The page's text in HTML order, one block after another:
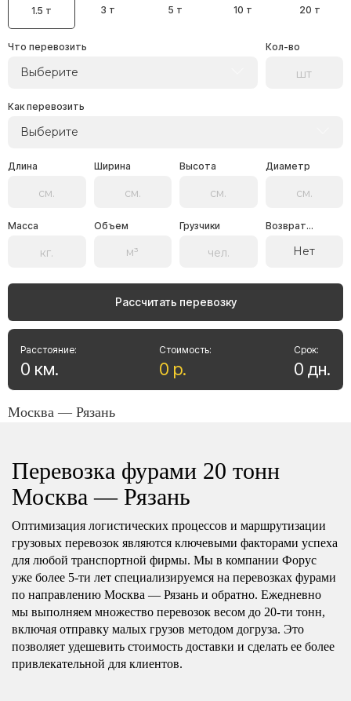
1.5 т 3 т 5 т 10 т 20 т
Что перевозить
Выберите
Кол-во
Как перевозить
Выберите
Длина Ширина Высота Диаметр
Масса Объем Грузчики Возврат...
Нет
Рассчитать перевозку
Стоимость:
0 р.
Расстояние:
0 км.
Срок:
0 дн.
Москва — Рязань
Перевозка фурами 20 тонн
Москва — Рязань
Оптимизация логистических процессов и маршрутизации
грузовых перевозок являются ключевыми факторами успеха
для любой транспортной фирмы. Мы в компании Форус
уже более 5-ти лет специализируемся на перевозках фурами
по направлению Москва — Рязань и обратно. Ежедневно
мы выполняем множество перевозок весом до 20-ти тонн,
включая отправку малых грузов методом догруза. Это
позволяет удешевить стоимость доставки и сделать ее более
привлекательной для клиентов.